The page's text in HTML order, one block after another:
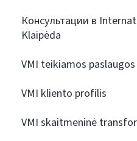
Консультации в
Klaipėda
VMI teikiamos paslaugos
VMI kliento profilis
VMI skaitmeninė